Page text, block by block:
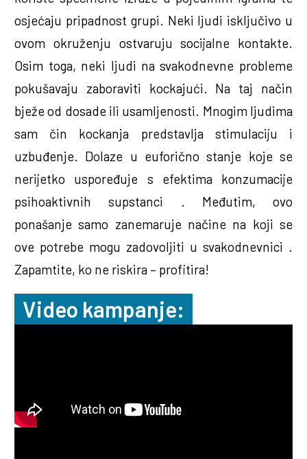
osjećaju pripadnost grupi. Neki ljudi isključivo u
ovom okruženju ostvaruju socijalne kontakte.
Osim toga, neki ljudi na svakodnevne probleme
pokušavaju zaboraviti kockajući. Na taj način
bježe od dosade ili usamljenosti. Mnogim ljudima
sam čin kockanja predstavlja stimulaciju i
uzbuđenje. Dolaze u euforično stanje koje se
nerijetko uspoređuje s efektima konzumacije
psihoaktivnih supstanci . Međutim, ovo
ponašanje samo zanemaruje načine na koji se
ove potrebe mogu zadovoljiti u svakodnevnici .
Zapamtite, ko ne riskira – profitira!
Video kampanje: